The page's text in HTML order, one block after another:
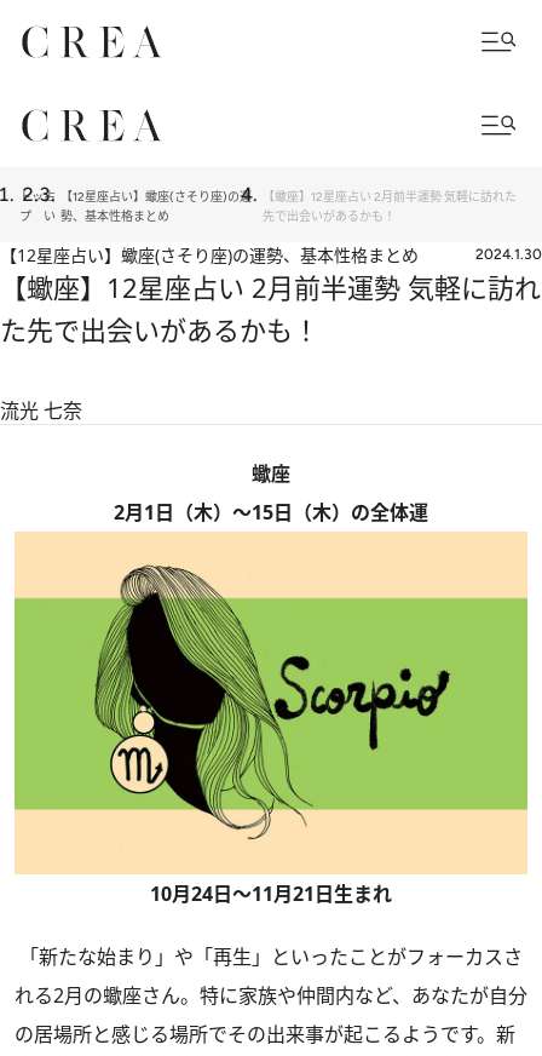
トッ
プ
占
い
【12星座占い】蠍座(さそり座)の運
勢、基本性格まとめ
【蠍座】12星座占い 2月前半運勢 気軽に訪れた
先で出会いがあるかも！
【12星座占い】蠍座(さそり座)の運勢、基本性格まとめ 2024.1.30
【蠍座】12星座占い 2月前半運勢 気軽に訪れ
た先で出会いがあるかも！
流光 七奈
蠍座
2月1日（木）～15日（木）の全体運
10月24日～11月21日生まれ
「新たな始まり」や「再生」といったことがフォーカスさ
れる2月の蠍座さん。特に家族や仲間内など、あなたが自分
の居場所と感じる場所でその出来事が起こるようです。新